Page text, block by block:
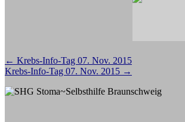
Beitragsnavigation
← Krebs-Info-Tag 07. Nov. 2015
Krebs-Info-Tag 07. Nov. 2015 →